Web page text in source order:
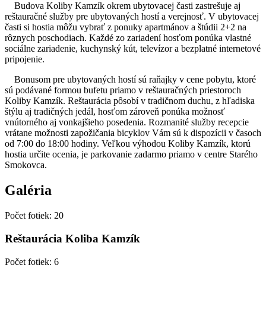
Budova Koliby Kamzík okrem ubytovacej časti zastrešuje aj
reštauračné služby pre ubytovaných hostí a verejnosť. V ubytovacej
časti si hostia môžu vybrať z ponuky apartmánov a štúdii 2+2 na
rôznych poschodiach. Každé zo zariadení hosťom ponúka vlastné
sociálne zariadenie, kuchynský kút, televízor a bezplatné internetové
pripojenie.
Bonusom pre ubytovaných hostí sú raňajky v cene pobytu, ktoré
sú podávané formou bufetu priamo v reštauračných priestoroch
Koliby Kamzík. Reštaurácia pôsobí v tradičnom duchu, z hľadiska
štýlu aj tradičných jedál, hosťom zároveň ponúka možnosť
vnútorného aj vonkajšieho posedenia. Rozmanité služby recepcie
vrátane možnosti zapožičania bicyklov Vám sú k dispozícii v časoch
od 7:00 do 18:00 hodiny. Veľkou výhodou Koliby Kamzík, ktorú
hostia určite ocenia, je parkovanie zadarmo priamo v centre Starého
Smokovca.
Galéria
Počet fotiek: 20
Reštaurácia Koliba Kamzík
Počet fotiek: 6